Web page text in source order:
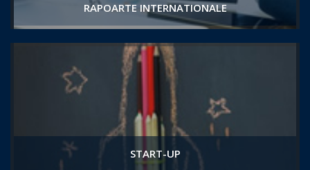
RAPOARTE INTERNATIONALE
START-UP